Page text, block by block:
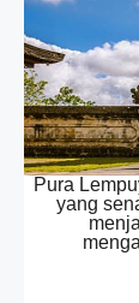
Pura
yang